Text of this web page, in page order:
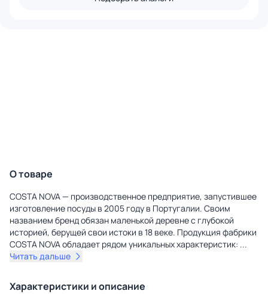
О товаре
COSTA NOVA — производственное предприятие, запустившее
изготовление посуды в 2005 году в Португалии. Своим
названием бренд обязан маленькой деревне с глубокой
историей, берущей свои истоки в 18 веке. Продукция фабрики
COSTA NOVA обладает рядом уникальных характеристик: ...
Читать дальше
Характеристики и описание